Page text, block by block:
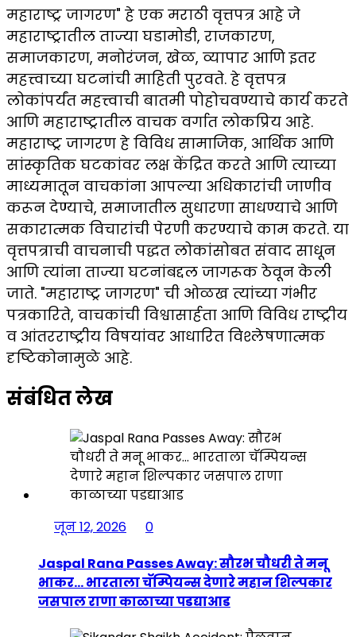
महाराष्ट्र जागरण" हे एक मराठी वृत्तपत्र आहे जे
महाराष्ट्रातील ताज्या घडामोडी, राजकारण,
समाजकारण, मनोरंजन, खेळ, व्यापार आणि इतर
महत्त्वाच्या घटनांची माहिती पुरवते. हे वृत्तपत्र
लोकांपर्यंत महत्त्वाची बातमी पोहोचवण्याचे कार्य करते
आणि महाराष्ट्रातील वाचक वर्गात लोकप्रिय आहे.
महाराष्ट्र जागरण हे विविध सामाजिक, आर्थिक आणि
सांस्कृतिक घटकांवर लक्ष केंद्रित करते आणि त्याच्या
माध्यमातून वाचकांना आपल्या अधिकारांची जाणीव
करून देण्याचे, समाजातील सुधारणा साधण्याचे आणि
सकारात्मक विचारांची पेरणी करण्याचे काम करते. या
वृत्तपत्राची वाचनाची पद्धत लोकांसोबत संवाद साधून
आणि त्यांना ताज्या घटनांबद्दल जागरूक ठेवून केली
जाते. "महाराष्ट्र जागरण" ची ओळख त्यांच्या गंभीर
पत्रकारिते, वाचकांची विश्वासार्हता आणि विविध राष्ट्रीय
व आंतरराष्ट्रीय विषयांवर आधारित विश्लेषणात्मक
दृष्टिकोनामुळे आहे.
संबंधित लेख
जून 12, 2026
0
Jaspal Rana Passes Away: सौरभ चौधरी ते मनू
भाकर… भारताला चॅम्पियन्स देणारे महान शिल्पकार
जसपाल राणा काळाच्या पडद्याआड